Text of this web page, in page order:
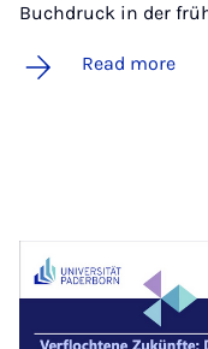
Buchdruck in der
Read more